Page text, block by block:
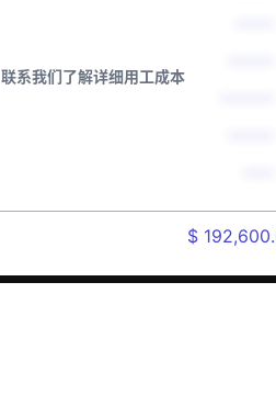
联系我们了解详细用工成本
$